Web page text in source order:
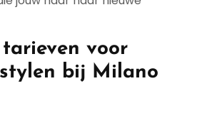
voor
bij Milano